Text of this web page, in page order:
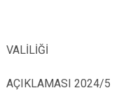
VALİLİĞİ
AÇIKLAMASI 2024/5